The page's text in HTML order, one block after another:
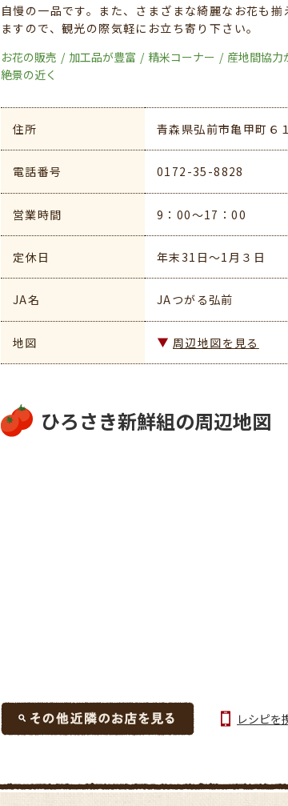
自慢の一品です。また、さまざまな綺麗なお花も
ますので、観光の際気軽にお立ち寄り下さい。
お花の販売
加工品が豊富 精米コーナー 産地間協力
絶景の近く
住所 青森県弘前市亀甲町６
電話番号 0172-35-8828
営業時間 9：00～17：00
定休日 年末31日～1月３日
JA名 JAつがる弘前
地図 周辺地図を見る
ひろさき新鮮組の周辺地図
レシピを